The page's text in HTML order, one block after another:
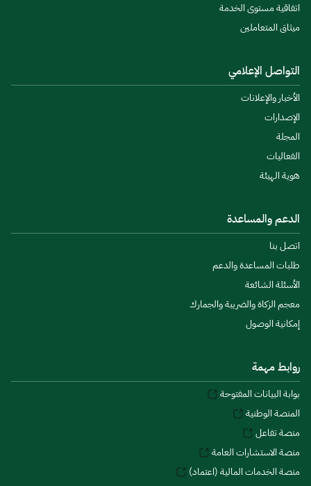
اتفاقية مستوى الخدمة
ميثاق المتعاملين
التواصل الإعلامي
الأخبار والإعلانات
الإصدارات
المجلة
الفعاليات
هوية الهيئة
الدعم والمساعدة
اتصل بنا
طلبات المساعدة والدعم
الأسئلة الشائعة
معجم الزكاة والضريبة والجمارك
إمكانية الوصول
روابط مهمة
بوابة البيانات المفتوحة
المنصة الوطنية
منصة تفاعل
منصة الاستشارات العامة
منصة الخدمات المالية (اعتماد)